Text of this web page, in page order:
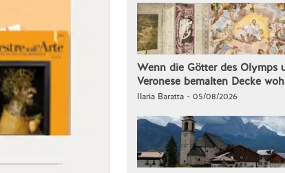
Wenn die Götter des Olymps
Veronese bemalten Decke
Ilaria Baratta - 05/08/2026